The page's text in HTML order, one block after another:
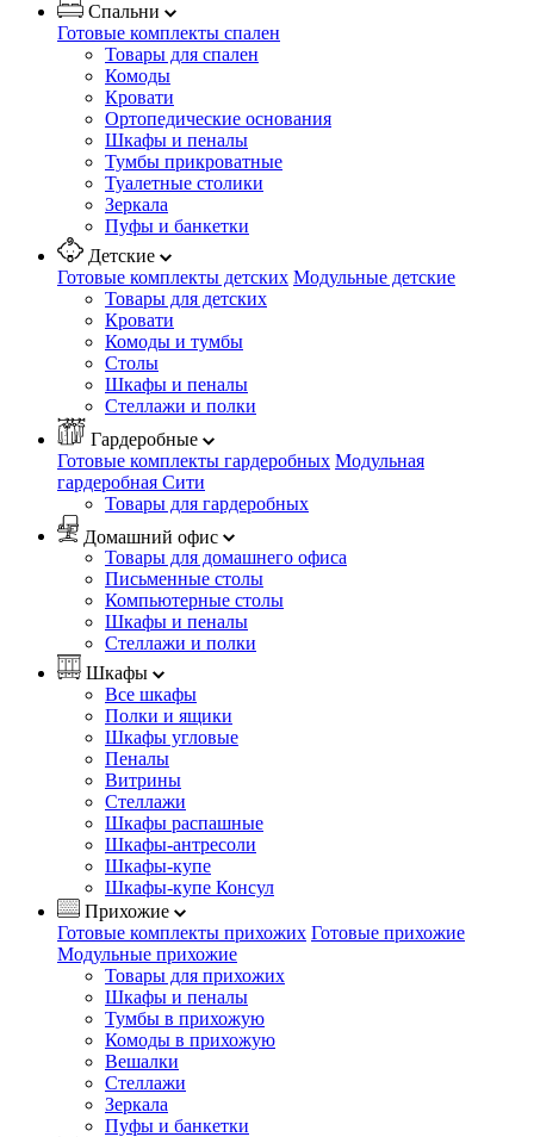
Спальни
Готовые комплекты спален
Товары для спален
Комоды
Кровати
Ортопедические основания
Шкафы и пеналы
Тумбы прикроватные
Туалетные столики
Зеркала
Пуфы и банкетки
Детские
Готовые комплекты детских Модульные детские
Товары для детских
Кровати
Комоды и тумбы
Столы
Шкафы и пеналы
Стеллажи и полки
Гардеробные
Готовые комплекты гардеробных Модульная
гардеробная Сити
Товары для гардеробных
Домашний офис
Товары для домашнего офиса
Письменные столы
Компьютерные столы
Шкафы и пеналы
Стеллажи и полки
Шкафы
Все шкафы
Полки и ящики
Шкафы угловые
Пеналы
Витрины
Стеллажи
Шкафы распашные
Шкафы-антресоли
Шкафы-купе
Шкафы-купе Консул
Прихожие
Готовые комплекты прихожих Готовые прихожие
Модульные прихожие
Товары для прихожих
Шкафы и пеналы
Тумбы в прихожую
Комоды в прихожую
Вешалки
Стеллажи
Зеркала
Пуфы и банкетки